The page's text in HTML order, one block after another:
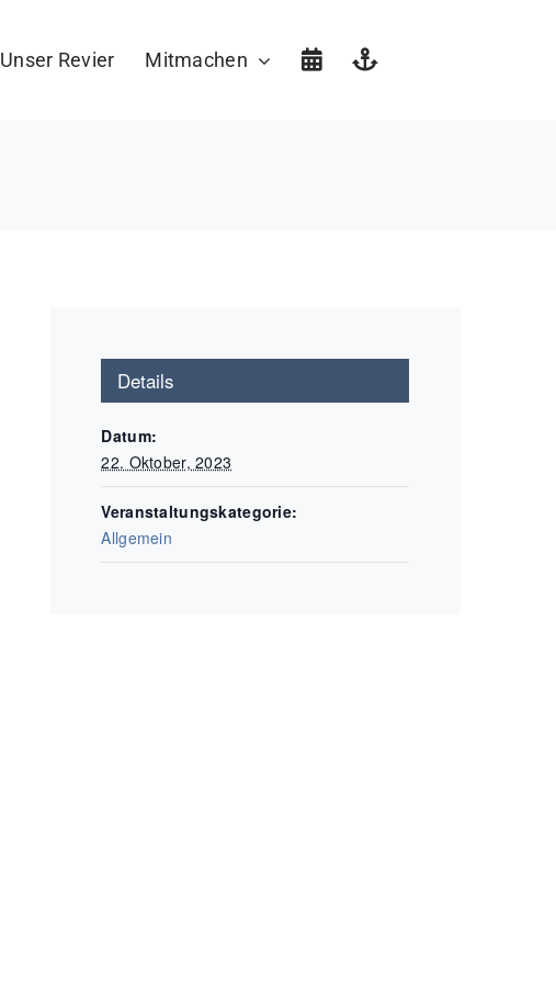
Unser Revier Mitmachen
Details
Datum:
22. Oktober, 2023
Veranstaltungskategorie:
Allgemein